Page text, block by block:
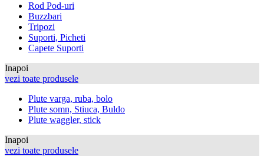
Rod Pod-uri
Buzzbari
Tripozi
Suporti, Picheti
Capete Suporti
Inapoi
vezi toate produsele
Plute varga, ruba, bolo
Plute somn, Stiuca, Buldo
Plute waggler, stick
Inapoi
vezi toate produsele